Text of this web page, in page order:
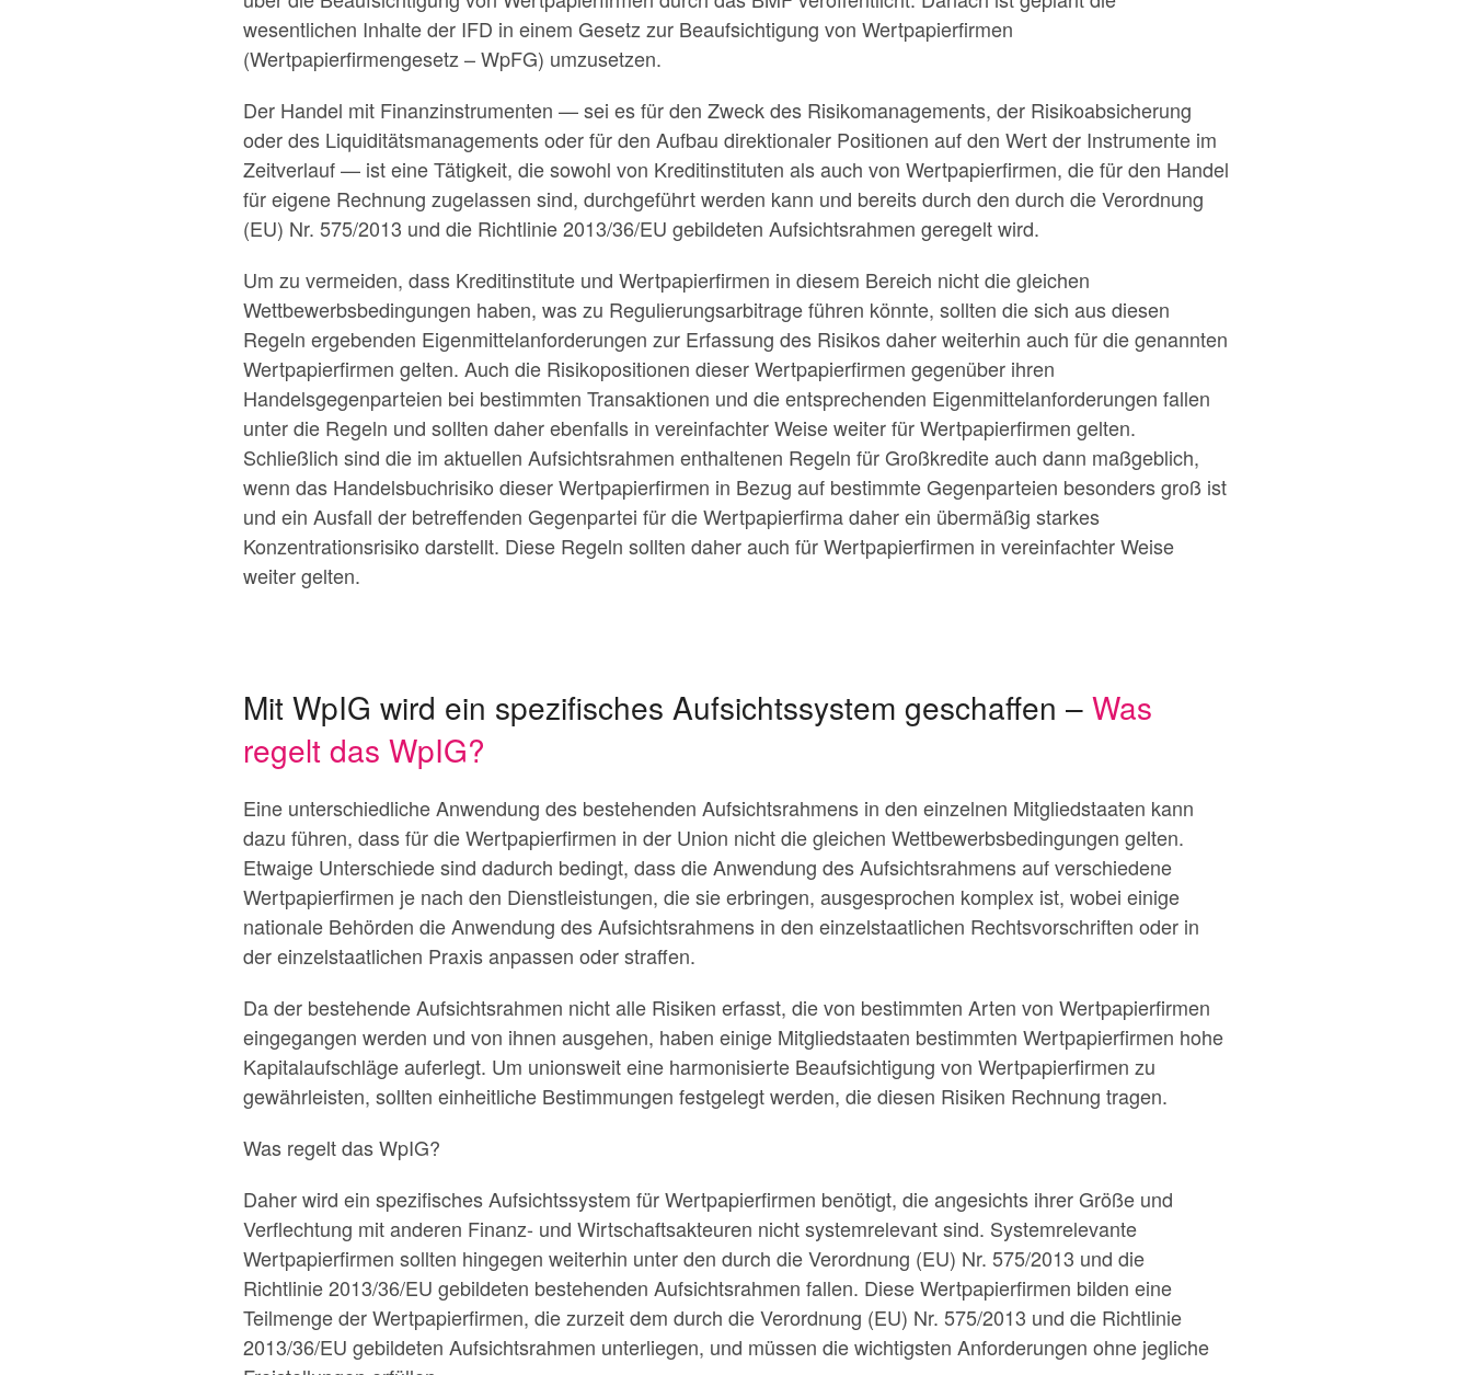
wesentlichen Inhalte der IFD in einem Gesetz zur Beaufsichtigung von Wertpapierfirmen
(Wertpapierfirmengesetz – WpFG) umzusetzen.
Der Handel mit Finanzinstrumenten — sei es für den Zweck des Risikomanagements, der Risikoabsicherung
oder des Liquiditätsmanagements oder für den Aufbau direktionaler Positionen auf den Wert der Instrumente im
Zeitverlauf — ist eine Tätigkeit, die sowohl von Kreditinstituten als auch von Wertpapierfirmen, die für den Handel
für eigene Rechnung zugelassen sind, durchgeführt werden kann und bereits durch den durch die Verordnung
(EU) Nr. 575/2013 und die Richtlinie 2013/36/EU gebildeten Aufsichtsrahmen geregelt wird.
Um zu vermeiden, dass Kreditinstitute und Wertpapierfirmen in diesem Bereich nicht die gleichen
Wettbewerbsbedingungen haben, was zu Regulierungsarbitrage führen könnte, sollten die sich aus diesen
Regeln ergebenden Eigenmittelanforderungen zur Erfassung des Risikos daher weiterhin auch für die genannten
Wertpapierfirmen gelten. Auch die Risikopositionen dieser Wertpapierfirmen gegenüber ihren
Handelsgegenparteien bei bestimmten Transaktionen und die entsprechenden Eigenmittelanforderungen fallen
unter die Regeln und sollten daher ebenfalls in vereinfachter Weise weiter für Wertpapierfirmen gelten.
Schließlich sind die im aktuellen Aufsichtsrahmen enthaltenen Regeln für Großkredite auch dann maßgeblich,
wenn das Handelsbuchrisiko dieser Wertpapierfirmen in Bezug auf bestimmte Gegenparteien besonders groß ist
und ein Ausfall der betreffenden Gegenpartei für die Wertpapierfirma daher ein übermäßig starkes
Konzentrationsrisiko darstellt. Diese Regeln sollten daher auch für Wertpapierfirmen in vereinfachter Weise
weiter gelten.
Mit WpIG wird ein spezifisches Aufsichtssystem geschaffen – Was
regelt das WpIG?
Eine unterschiedliche Anwendung des bestehenden Aufsichtsrahmens in den einzelnen Mitgliedstaaten kann
dazu führen, dass für die Wertpapierfirmen in der Union nicht die gleichen Wettbewerbsbedingungen gelten.
Etwaige Unterschiede sind dadurch bedingt, dass die Anwendung des Aufsichtsrahmens auf verschiedene
Wertpapierfirmen je nach den Dienstleistungen, die sie erbringen, ausgesprochen komplex ist, wobei einige
nationale Behörden die Anwendung des Aufsichtsrahmens in den einzelstaatlichen Rechtsvorschriften oder in
der einzelstaatlichen Praxis anpassen oder straffen.
Da der bestehende Aufsichtsrahmen nicht alle Risiken erfasst, die von bestimmten Arten von Wertpapierfirmen
eingegangen werden und von ihnen ausgehen, haben einige Mitgliedstaaten bestimmten Wertpapierfirmen hohe
Kapitalaufschläge auferlegt. Um unionsweit eine harmonisierte Beaufsichtigung von Wertpapierfirmen zu
gewährleisten, sollten einheitliche Bestimmungen festgelegt werden, die diesen Risiken Rechnung tragen.
Was regelt das WpIG?
Daher wird ein spezifisches Aufsichtssystem für Wertpapierfirmen benötigt, die angesichts ihrer Größe und
Verflechtung mit anderen Finanz- und Wirtschaftsakteuren nicht systemrelevant sind. Systemrelevante
Wertpapierfirmen sollten hingegen weiterhin unter den durch die Verordnung (EU) Nr. 575/2013 und die
Richtlinie 2013/36/EU gebildeten bestehenden Aufsichtsrahmen fallen. Diese Wertpapierfirmen bilden eine
Teilmenge der Wertpapierfirmen, die zurzeit dem durch die Verordnung (EU) Nr. 575/2013 und die Richtlinie
2013/36/EU gebildeten Aufsichtsrahmen unterliegen, und müssen die wichtigsten Anforderungen ohne jegliche